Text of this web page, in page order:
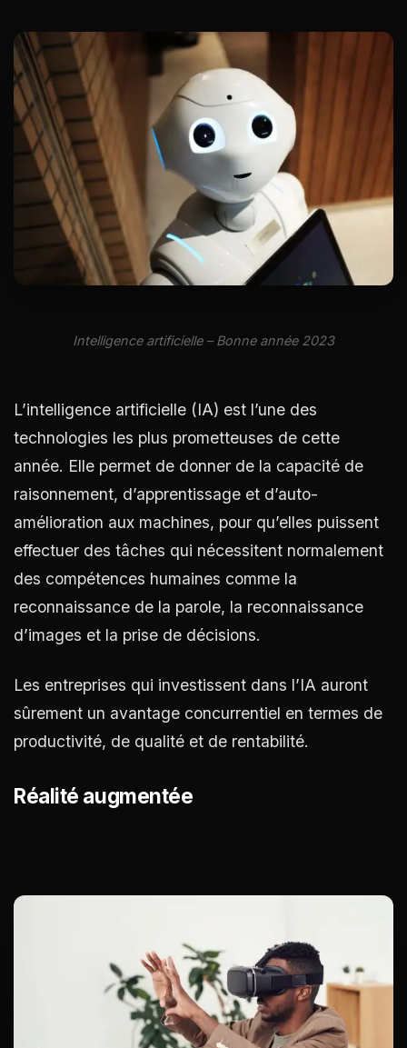
Intelligence artificielle – Bonne année 2023
L’intelligence artificielle (IA) est l’une des
technologies les plus prometteuses de cette
année. Elle permet de donner de la capacité de
raisonnement, d’apprentissage et d’auto-
amélioration aux machines, pour qu’elles puissent
effectuer des tâches qui nécessitent normalement
des compétences humaines comme la
reconnaissance de la parole, la reconnaissance
d’images et la prise de décisions.
Les entreprises qui investissent dans l’IA auront
sûrement un avantage concurrentiel en termes de
productivité, de qualité et de rentabilité.
Réalité augmentée